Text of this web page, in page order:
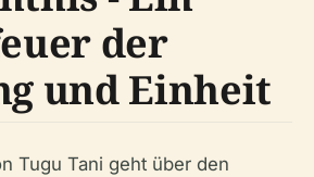
der
und Einheit
Tugu Tani geht über den